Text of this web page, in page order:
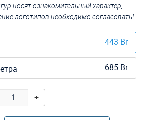
носят ознакомительный характер,
логотипов необходимо согласовать!
443 Br
685 Br
+